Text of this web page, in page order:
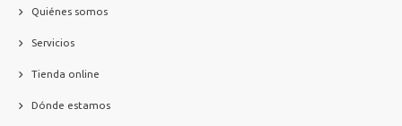
Quiénes somos
Servicios
Tienda online
Dónde estamos